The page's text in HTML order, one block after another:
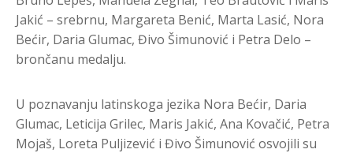
Jakić – srebrnu, Margareta Benić, Marta Lasić, Nora
Bećir, Daria Glumac, Đivo Šimunović i Petra Delo –
brončanu medalju.
U poznavanju latinskoga jezika Nora Bećir, Daria
Glumac, Leticija Grilec, Maris Jakić, Ana Kovačić, Petra
Mojaš, Loreta Puljizević i Đivo Šimunović osvojili su